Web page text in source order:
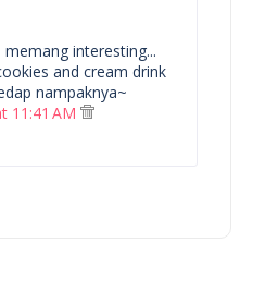
interesting...
and cream drink
nampaknya~
11:41 AM